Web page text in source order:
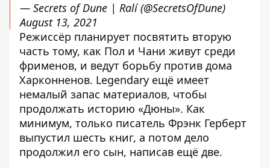
— Secrets of Dune | Ralí (@SecretsOfDune)
August 13, 2021
Режиссёр планирует посвятить вторую
часть тому, как Пол и Чани живут среди
фрименов, и ведут борьбу против дома
Харконненов. Legendary ещё имеет
немалый запас материалов, чтобы
продолжать историю «Дюны». Как
минимум, только писатель Фрэнк Герберт
выпустил шесть книг, а потом дело
продолжил его сын, написав ещё две.